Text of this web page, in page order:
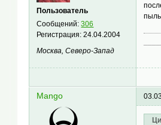
Пользователь
Сообщений:306
Регистрация:24.04.2004
Москва, Северо-Запад
Mango